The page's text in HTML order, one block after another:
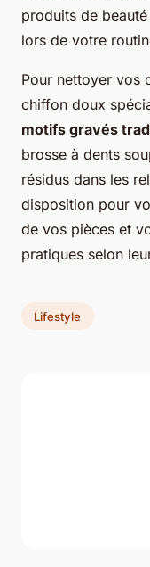
produits de
lors de votre
Pour nettoyer vos
chiffon doux
motifs gravés
brosse à dents
résidus dans les
disposition pour
de vos pièces et
pratiques selon
Lifestyle